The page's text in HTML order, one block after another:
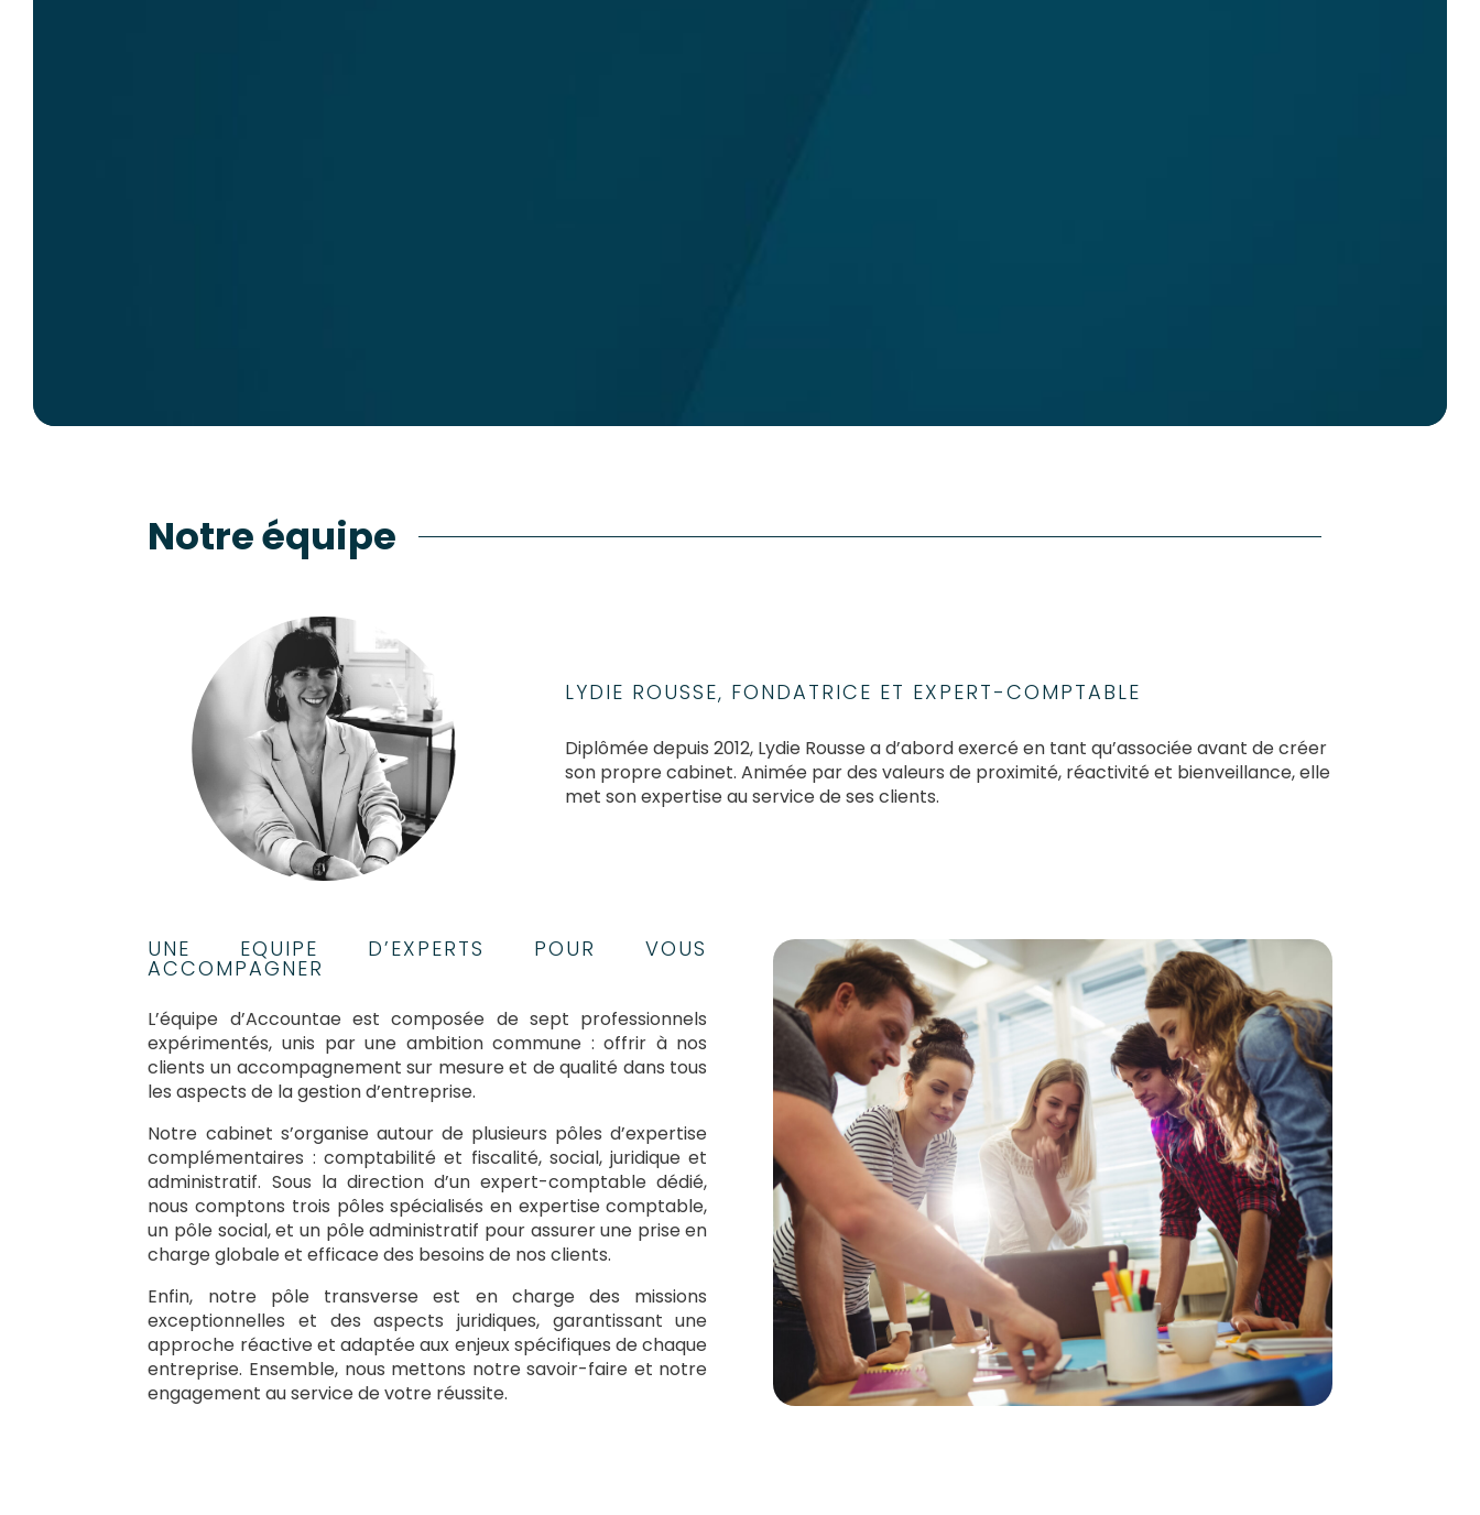
Notre équipe
LYDIE ROUSSE, FONDATRICE ET EXPERT-COMPTABLE
Diplômée depuis 2012, Lydie Rousse a d’abord exercé en tant qu’associée avant de créer
son propre cabinet. Animée par des valeurs de proximité, réactivité et bienveillance, elle
met son expertise au service de ses clients.
UNE EQUIPE D’EXPERTS POUR VOUS
ACCOMPAGNER
L’équipe d’Accountae est composée de sept professionnels
expérimentés, unis par une ambition commune : offrir à nos
clients un accompagnement sur mesure et de qualité dans tous
les aspects de la gestion d’entreprise.
Notre cabinet s’organise autour de plusieurs pôles d’expertise
complémentaires : comptabilité et fiscalité, social, juridique et
administratif. Sous la direction d’un expert-comptable dédié,
nous comptons trois pôles spécialisés en expertise comptable,
un pôle social, et un pôle administratif pour assurer une prise en
charge globale et efficace des besoins de nos clients.
Enfin, notre pôle transverse est en charge des missions
exceptionnelles et des aspects juridiques, garantissant une
approche réactive et adaptée aux enjeux spécifiques de chaque
entreprise. Ensemble, nous mettons notre savoir-faire et notre
engagement au service de votre réussite.